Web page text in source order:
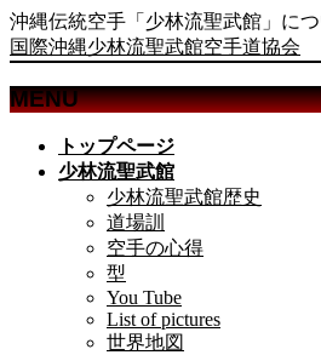
沖縄伝統空手「少林流聖武館」に
国際沖縄少林流聖武館空手道協会
MENU
トップページ
少林流聖武館
少林流聖武館歴史
道場訓
空手の心得
型
You Tube
List of pictures
世界地図